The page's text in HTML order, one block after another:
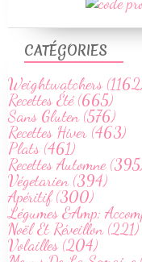
CATÉGORIES
Weightwatchers
Recettes Été (665)
Sans Gluten (576)
Recettes Hiver (463)
Plats (461)
Recettes Automne
Végetarien (394)
Apéritif (300)
Légumes &Amp;
Noël Et Réveillon (221)
Volailles (204)